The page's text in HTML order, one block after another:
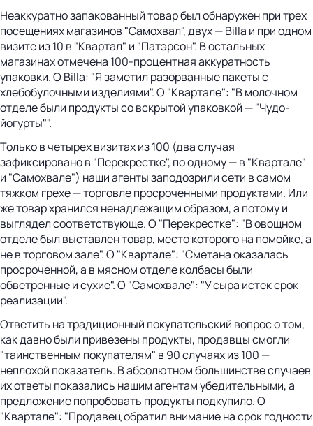
Неаккуратно запакованный товар был обнаружен при трех
посещениях магазинов "Самохвал", двух — Billa и при одном
визите из 10 в "Квартал" и "Патэрсон". В остальных
магазинах отмечена 100-процентная аккуратность
упаковки. О Billa: "Я заметил разорванные пакеты с
хлебобулочными изделиями". О "Квартале": "В молочном
отделе были продукты со вскрытой упаковкой — "Чудо-
йогурты"".
Только в четырех визитах из 100 (два случая
зафиксировано в "Перекрестке", по одному — в "Квартале"
и "Самохвале") наши агенты заподозрили сети в самом
тяжком грехе — торговле просроченными продуктами. Или
же товар хранился ненадлежащим образом, а потому и
выглядел соответствующе. О "Перекрестке": "В овощном
отделе был выставлен товар, место которого на помойке, а
не в торговом зале". О "Квартале": "Сметана оказалась
просроченной, а в мясном отделе колбасы были
обветренные и сухие". О "Самохвале": "У сыра истек срок
реализации".
Ответить на традиционный покупательский вопрос о том,
как давно были привезены продукты, продавцы смогли
"таинственным покупателям" в 90 случаях из 100 —
неплохой показатель. В абсолютном большинстве случаев
их ответы показались нашим агентам убедительными, а
предложение попробовать продукты подкупило. О
"Квартале": "Продавец обратил внимание на срок годности